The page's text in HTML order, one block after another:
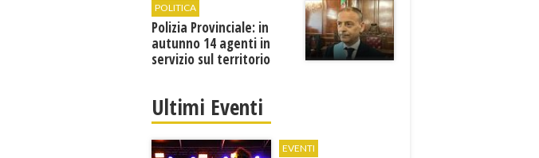
POLITICA
Polizia Provinciale: in
autunno 14 agenti in
servizio sul territorio
Ultimi Eventi
EVENTI